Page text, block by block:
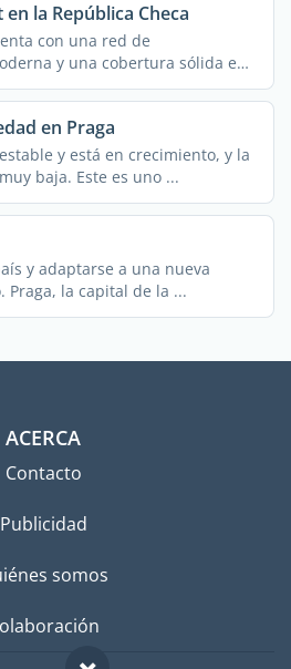
la República Checa
con una red de
y una cobertura sólida en
en Praga
y está en crecimiento, y la
baja. Este es uno ...
y adaptarse a una nueva
la capital de la ...
ACERCA
Contacto
Publicidad
somos